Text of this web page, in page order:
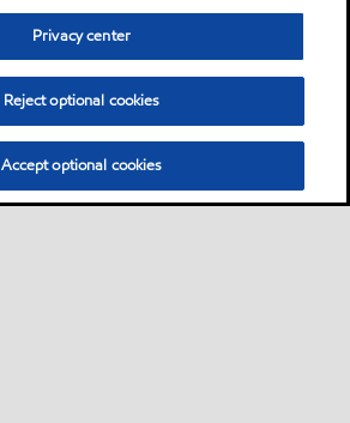
Privacy center
Reject optional cookies
Accept optional cookies